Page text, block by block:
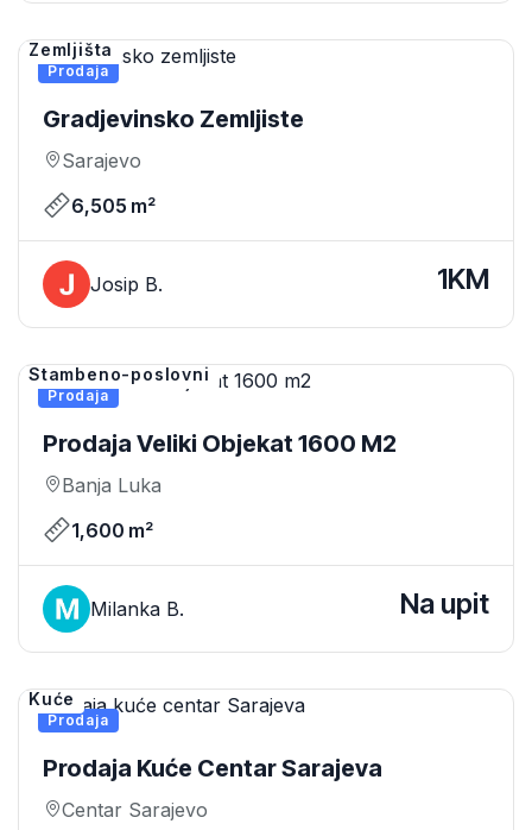
Prodaja
Zemljišta
Gradjevinsko Zemljiste
Sarajevo
6,505 m²
Josip B. 1KM
Prodaja
Stambeno-poslovni
Prodaja Veliki Objekat 1600 M2
Banja Luka
1,600 m²
Milanka B. Na upit
Prodaja
Kuće
Prodaja Kuće Centar Sarajeva
Centar Sarajevo